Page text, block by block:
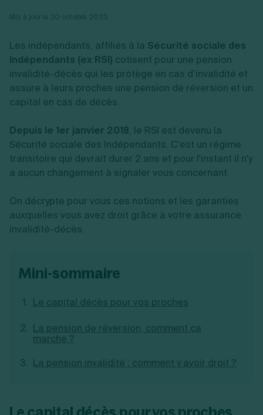
Commerce
Transport
Autres
Ressources
Calcul de charges sociales
Estimation du coût de création
Calcul d'éligibilité à l'ACRE
Vérification de la disponibilité du nom d'entreprise
Générateur de mentions légales
Création d'entreprise
Réduction de capital
Gérer son entreprise
Gestion comptable
Approbation des comptes
Recherche d'antériorité
Protection des créations
Confidentialité de l'adresse du dirigeant
Fermer son entreprise
Mise en sommeil
Dissolution-liquidation
Dépôt de bilan
Toutes les modifications
Conseil/finance
Vente en ligne
Services aux entreprises
Construction/travaux
Commerce
Transport
Autres
Par fonctionnalité
Logiciel de comptabilité
Gestion des achats
Gestion de la trésorerie
Je souhaite être accompagné
Découvrez notre cabinet d'expertise
Fiches SARL
Fiches SCI
Fiches auto-entrepreneur
Fiches association
Toutes les fiches sur la création
Autres démarches
Gestion d’entreprise
Fermeture d’entreprise
Exercice d’un métier
Recouvrement de factures
Sélection de fiches pratiques
Ouvrir sa société
Création d'EURL
Création de SARL
Création de SCI
Création d'association
Ouverture compte pro
Les indépendants, affiliés à la Sécurité sociale des
Indépendants (ex RSI) cotisent pour une pension
invalidité-décès qui les protège en cas d’invalidité et
assure à leurs proches une pension de réversion et un
capital en cas de décès.
Depuis le 1er janvier 2018, le RSI est devenu la
Sécurité sociale des Indépendants. C'est un régime
transitoire qui devrait durer 2 ans et pour l'instant il n'y
a aucun changement à signaler vous concernant.
On décrypte pour vous ces notions et les garanties
auxquelles vous avez droit grâce à votre assurance
invalidité-décès.
mini-sommaire
Le capital décès pour vos proches
La pension de réversion, comment ça
marche ?
La pension invalidité : comment y avoir droit ?